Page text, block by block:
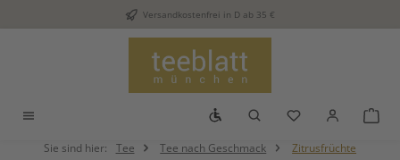
Zum Hauptinhalt springenVersandkostenfrei in D ab 35 €
Werkzeugleiste anzeigen
Du hast 0
Sie sind hier: Tee Tee nach Geschmack Zitrusfrüchte